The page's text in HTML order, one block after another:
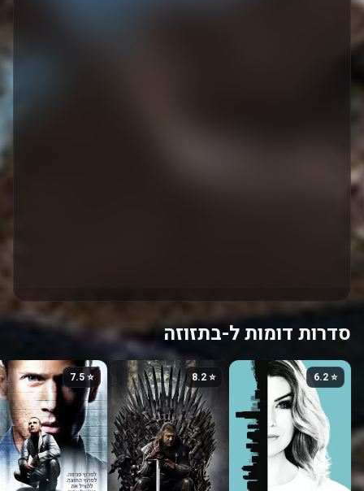
סדרות דומות ל-בתזוזה
⭐ 6.2
⭐ 8.2
⭐ 7.5